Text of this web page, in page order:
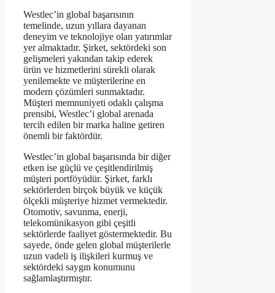
Westlec’in global başarısının
temelinde, uzun yıllara dayanan
deneyim ve teknolojiye olan yatırımlar
yer almaktadır. Şirket, sektördeki son
gelişmeleri yakından takip ederek
ürün ve hizmetlerini sürekli olarak
yenilemekte ve müşterilerine en
modern çözümleri sunmaktadır.
Müşteri memnuniyeti odaklı çalışma
prensibi, Westlec’i global arenada
tercih edilen bir marka haline getiren
önemli bir faktördür.
Westlec’in global başarısında bir diğer
etken ise güçlü ve çeşitlendirilmiş
müşteri portföyüdür. Şirket, farklı
sektörlerden birçok büyük ve küçük
ölçekli müşteriye hizmet vermektedir.
Otomotiv, savunma, enerji,
telekomünikasyon gibi çeşitli
sektörlerde faaliyet göstermektedir. Bu
sayede, önde gelen global müşterilerle
uzun vadeli iş ilişkileri kurmuş ve
sektördeki saygın konumunu
sağlamlaştırmıştır.